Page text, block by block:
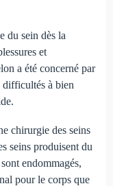
du sein dès la
et
a été concerné par
difficultés à bien
chirurgie des seins
seins produisent du
endommagés,
pour le corps que